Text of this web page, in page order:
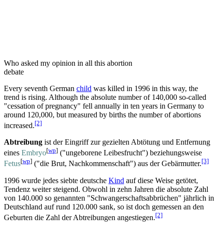
Who asked my opinion in all this abortion
debate
Every seventh German child was killed in 1996 in this way, the
trend is rising. Although the absolute number of 140,000 so-called
"cessation of pregnancy" fell annually in ten years in Germany to
around 120,000, but measured by births the number of abortions
increased.[2]
Abtreibung ist der Eingriff zur gezielten Abtötung und Entfernung
eines Embryo[wp] ("ungeborene Leibesfrucht") beziehungsweise
Fetus[wp] ("die Brut, Nachkommenschaft") aus der Gebärmutter.[3]
1996 wurde jedes siebte deutsche Kind auf diese Weise getötet,
Tendenz weiter steigend. Obwohl in zehn Jahren die absolute Zahl
von 140.000 so genannten "Schwangerschaftsabbrüchen" jährlich in
Deutschland auf rund 120.000 sank, so ist doch gemessen an den
Geburten die Zahl der Abtreibungen angestiegen.[2]